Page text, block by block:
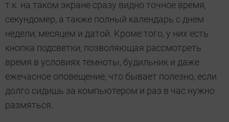
т.к. на таком экране сразу видно точное время,
секундомер, а также полный календарь с днем
недели, месяцем и датой. Кроме того, у них есть
кнопка подсветки, позволяющая рассмотреть
время в условиях темноты, будильник и даже
ежечасное оповещение, что бывает полезно, если
долго сидишь за компьютером и раз в час нужно
размяться.